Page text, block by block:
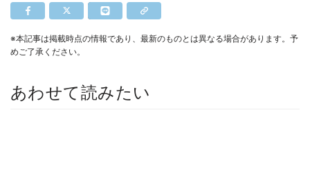
※本記事は掲載時点の情報であり、最新のものとは異なる場合があります。予
めご了承ください。
あわせて読みたい